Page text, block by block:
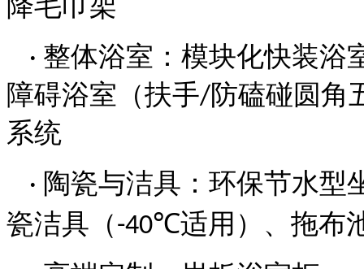
· 整体浴室：模块化快装浴
障碍浴室（扶手/防磕碰圆角
系统
· 陶瓷与洁具：环保节水型
瓷洁具（-40℃适用）、拖布